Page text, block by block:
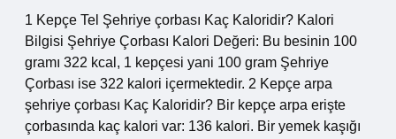
1 Kepçe Tel Şehriye çorbası Kaç Kaloridir? Kalori
Bilgisi Şehriye Çorbası Kalori Değeri: Bu besinin 100
gramı 322 kcal, 1 kepçesi yani 100 gram Şehriye
Çorbası ise 322 kalori içermektedir. 2 Kepçe arpa
şehriye çorbası Kaç Kaloridir? Bir kepçe arpa erişte
çorbasında kaç kalori var: 136 kalori. Bir yemek kaşığı